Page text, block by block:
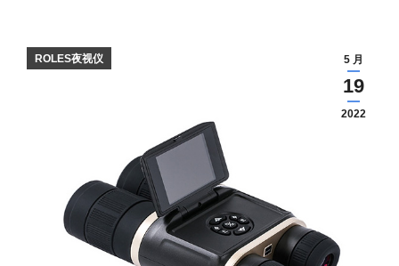
5 月
19
2022
ROLES夜视仪